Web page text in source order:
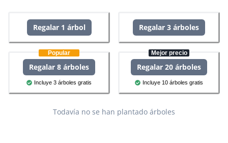
Regalar 1 árbol Regalar 3 árboles
Popular
Regalar 8 árboles
Incluye 3 árboles gratis
Mejor precio
Regalar 20 árboles
Incluye 10 árboles gratis
Todavía no se han plantado árboles